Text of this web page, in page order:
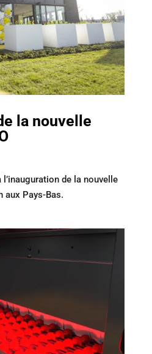
la nouvelle
de la nouvelle
aux Pays-Bas.